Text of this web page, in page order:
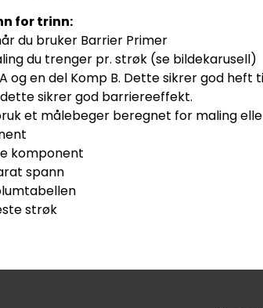
for trinn:
du bruker Barrier Primer
du trenger pr. strøk (se bildekarusell)
og en del Komp B. Dette sikrer god heft
sikrer god barriereeffekt.
et målebeger beregnet for maling
komponent
spann
strøk